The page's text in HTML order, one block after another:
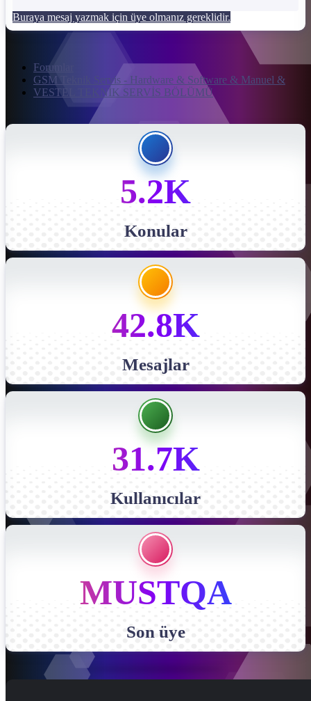
Buraya mesaj yazmak için üye olmanız gereklidir.
Forumlar
GSM Teknik Servis - Hardware & Software & Manuel &
VESTEL TEKNİK SERVİS BÖLÜMÜ
5.2K
Konular
42.8K
Mesajlar
31.7K
Kullanıcılar
MUSTQA
Son üye